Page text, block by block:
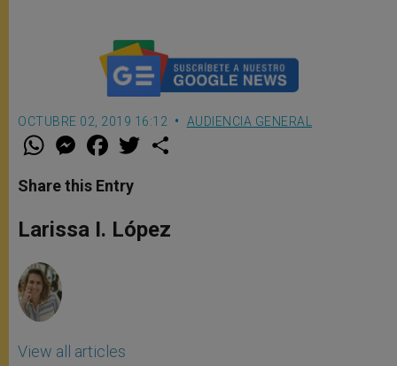
OCTUBRE 02, 2019 16:12 AUDIENCIA GENERAL
W
t
s
p
p
M
e
s
e
g
e
F
a
e
b
o
k
w
r
Share this Entry
Larissa I. López
View all articles